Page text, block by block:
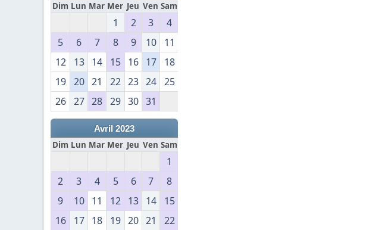
Dim Lun Mar Mer Jeu Ven Sam
1 2 3
4
5
6 7 8 9 10
11
12
13 14 15 16 17
18
19
20 21 22 23 24
25
26
27 28 29 30 31
Avril 2023
Dim Lun Mar Mer Jeu Ven Sam
1
2
3 4 5 6 7
8
9
10 11 12 13 14
15
16
17 18 19 20 21 22